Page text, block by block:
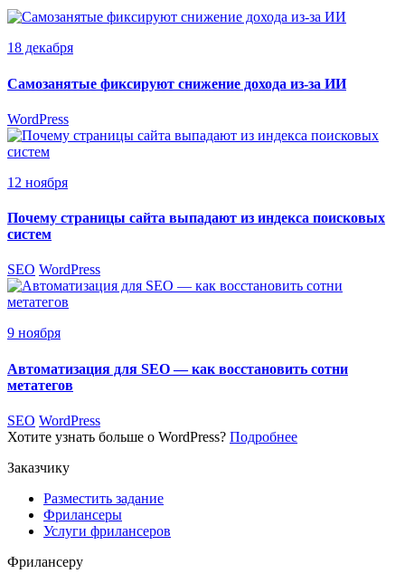
18 декабря
Самозанятые фиксируют снижение дохода из-за ИИ
WordPress
12 ноября
Почему страницы сайта выпадают из индекса поисковых
систем
SEO WordPress
9 ноября
Автоматизация для SEO — как восстановить сотни
метатегов
SEO WordPress
Хотите узнать больше о WordPress? Подробнее
Заказчику
Разместить задание
Фрилансеры
Услуги фрилансеров
Фрилансеру